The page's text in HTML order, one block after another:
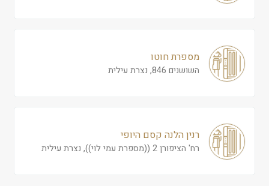
מספרת חוטו
השושנים 846, נצרת עילית
רנין הלנה קסם היופי
רח' הציפורן 2 ((מספרת עמי לוי)), נצרת עילית